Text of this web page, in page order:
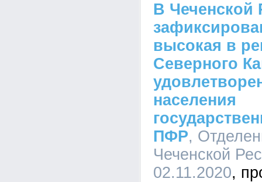
В Чеченской
высокая в
Северного
населения
ПФР,
Чеченской
02.11.2020